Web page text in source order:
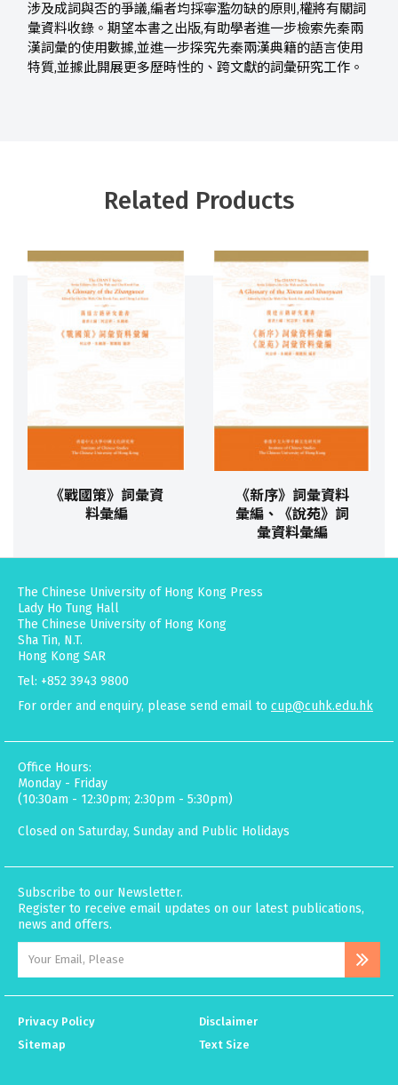
涉及成詞與否的爭議,編者均採寧濫勿缺的原則,權將有關詞
彙資料收錄。期望本書之出版,有助學者進一步檢索先秦兩
漢詞彙的使用數據,並進一步探究先秦兩漢典籍的語言使用
特質,並據此開展更多歷時性的、跨文獻的詞彙研究工作。
Related Products
《戰國策》詞彙資
料彙編
《新序》詞彙資料
彙編、《說苑》詞
彙資料彙編
The Chinese University of Hong Kong Press
Lady Ho Tung Hall
The Chinese University of Hong Kong
Sha Tin, N.T.
Hong Kong SAR
Tel: +852 3943 9800
For order and enquiry, please send email to cup@cuhk.edu.hk
Office Hours:
Monday - Friday
(10:30am - 12:30pm; 2:30pm - 5:30pm)
Closed on Saturday, Sunday and Public Holidays
Subscribe to our Newsletter.
Register to receive email updates on our latest publications,
news and offers.
Privacy Policy
Disclaimer
Sitemap
Text Size